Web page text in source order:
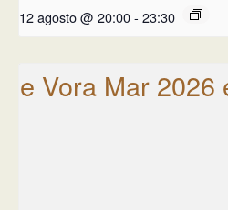
12 agosto @ 20:00- 23:30